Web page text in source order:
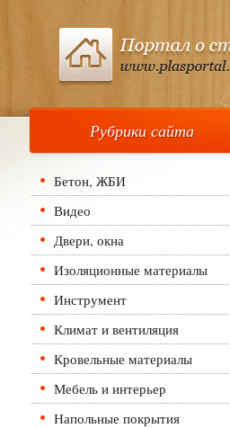
Рубрики сайта
Бетон, ЖБИ
Видео
Двери, окна
Изоляционные материалы
Инструмент
Климат и вентиляция
Кровельные материалы
Мебель и интерьер
Напольные покрытия